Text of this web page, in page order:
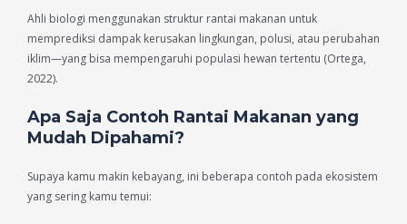
Ahli biologi menggunakan struktur rantai makanan untuk
memprediksi dampak kerusakan lingkungan, polusi, atau perubahan
iklim—yang bisa mempengaruhi populasi hewan tertentu (Ortega,
2022).
Apa Saja Contoh Rantai Makanan yang
Mudah Dipahami?
Supaya kamu makin kebayang, ini beberapa contoh pada ekosistem
yang sering kamu temui: